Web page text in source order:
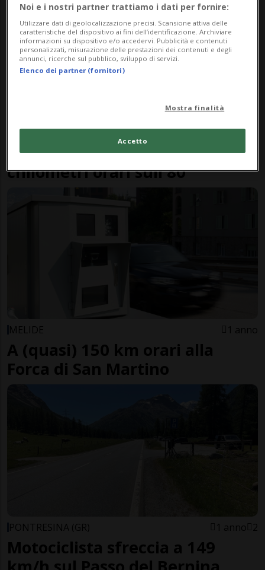
CANTONE 11 mesi
"Olandese volante" a 145
chilometri orari sull'80
MELIDE 1 anno
A (quasi) 150 km orari alla
Forca di San Martino
PONTRESINA (GR) 1 anno 2
Motociclista sfreccia a 149
Noi e i nostri partner trattiamo i dati per fornire:
Utilizzare dati di geolocalizzazione precisi. Scansione attiva delle
caratteristiche del dispositivo ai fini dell’identificazione. Archiviare
informazioni su dispositivo e/o accedervi. Pubblicità e contenuti
personalizzati, misurazione delle prestazioni dei contenuti e degli
annunci, ricerche sul pubblico, sviluppo di servizi.
Elenco dei partner (fornitori)
Mostra finalità
Accetto